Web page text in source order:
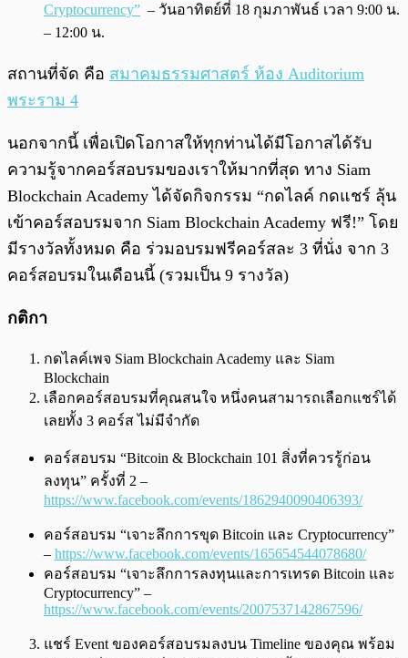
Cryptocurrency” – วันอาทิตย์ที่ 18 กุมภาพันธ์ เวลา 9:00 น.
– 12:00 น.
สถานที่จัด คือ สมาคมธรรมศาสตร์ ห้อง Auditorium
พระราม 4
นอกจากนี้ เพื่อเปิดโอกาสให้ทุกท่านได้มีโอกาสได้รับ
ความรู้จากคอร์สอบรมของเราให้มากที่สุด ทาง Siam
Blockchain Academy ได้จัดกิจกรรม “กดไลค์ กดแชร์ ลุ้น
เข้าคอร์สอบรมจาก Siam Blockchain Academy ฟรี!” โดย
มีรางวัลทั้งหมด คือ ร่วมอบรมฟรีคอร์สละ 3 ที่นั่ง จาก 3
คอร์สอบรมในเดือนนี้ (รวมเป็น 9 รางวัล)
กติกา
กดไลค์เพจ Siam Blockchain Academy และ Siam
Blockchain
เลือกคอร์สอบรมที่คุณสนใจ หนึ่งคนสามารถเลือกแชร์ได้
เลยทั้ง 3 คอร์ส ไม่มีจำกัด
คอร์สอบรม “Bitcoin & Blockchain 101 สิ่งที่ควรรู้ก่อน
ลงทุน” ครั้งที่ 2 –
https://www.facebook.com/events/1862940090406393/
คอร์สอบรม “เจาะลึกการขุด Bitcoin และ Cryptocurrency”
– https://www.facebook.com/events/165654544078680/
คอร์สอบรม “เจาะลึกการลงทุนและการเทรด Bitcoin และ
Cryptocurrency” –
https://www.facebook.com/events/2007537142867596/
แชร์ Event ของคอร์สอบรมลงบน Timeline ของคุณ พร้อม